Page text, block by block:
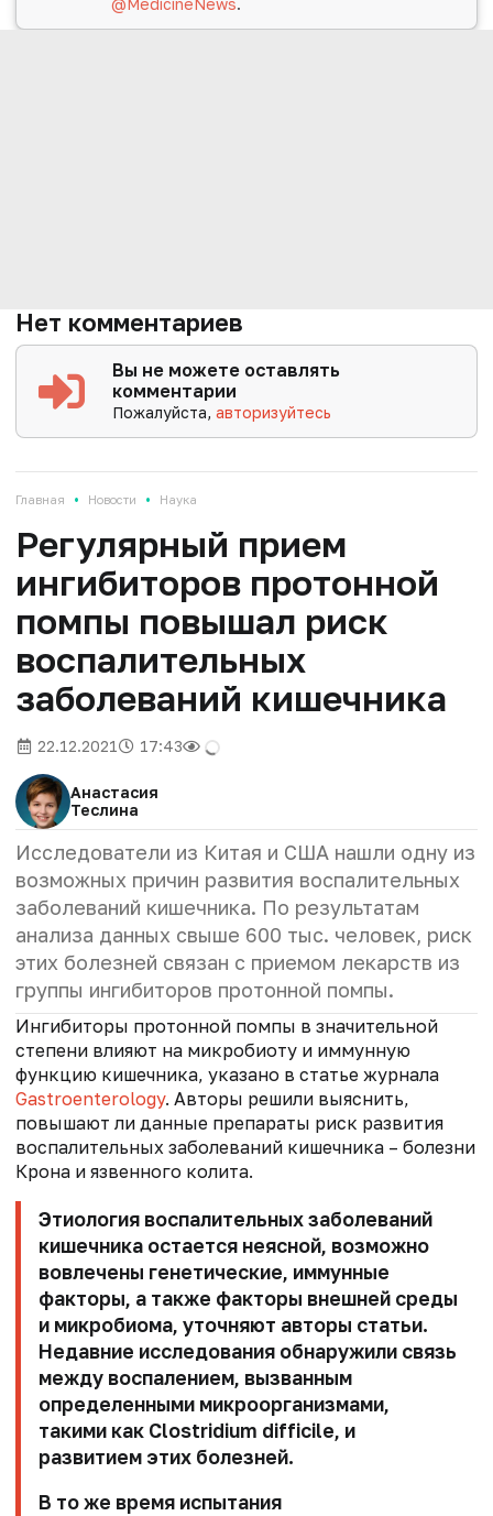
Нет комментариев
Вы не можете оставлять
комментарии
Пожалуйста,авторизуйтесь
Главная • Новости • Наука
Регулярный прием
ингибиторов протонной
помпы повышал риск
воспалительных
заболеваний кишечника
22.12.2021 17:43
Анастасия
Теслина
Исследователи из Китая и США нашли одну из
возможных причин развития воспалительных
заболеваний кишечника. По результатам
анализа данных свыше 600 тыс. человек, риск
этих болезней связан с приемом лекарств из
группы ингибиторов протонной помпы.
Ингибиторы протонной помпы в значительной
степени влияют на микробиоту и иммунную
функцию кишечника, указано в статье журнала
Gastroenterology. Авторы решили выяснить,
повышают ли данные препараты риск развития
воспалительных заболеваний кишечника – болезни
Крона и язвенного колита.
Этиология воспалительных заболеваний
кишечника остается неясной, возможно
вовлечены генетические, иммунные
факторы, а также факторы внешней среды
и микробиома, уточняют авторы статьи.
Недавние исследования обнаружили связь
между воспалением, вызванным
определенными микроорганизмами,
такими как Clostridium difficile, и
развитием этих болезней.
В то же время испытания